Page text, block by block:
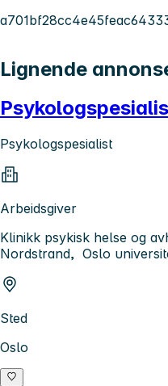
Lignende
Psykologspesialist
Arbeidsgiver
Klinikk psykisk helse og
Nordstrand, Oslo
Sted
Oslo